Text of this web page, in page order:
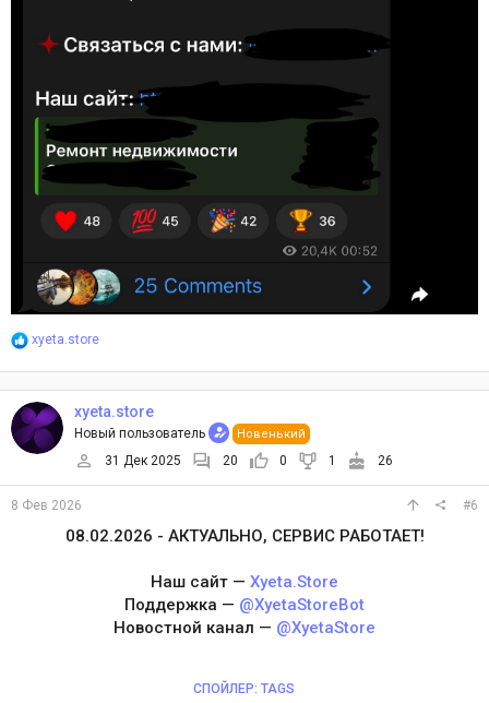
Р
а
к
ц
и
и
xyeta.store
xyeta.store
Новый пользователь Новенький
31 Дек 2025 20 0 1 26
8 Фев 2026 #6
08.02.2026 - АКТУАЛЬНО, СЕРВИС РАБОТАЕТ!
Наш сайт — Xyeta.Store
Поддержка — @XyetaStoreBot
Новостной канал — @XyetaStore
СПОЙЛЕР: TAGS